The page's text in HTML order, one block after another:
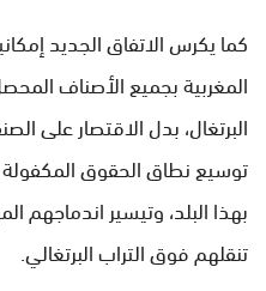
كما يكرس الاتفاق الجديد
المغربية بجميع الأصناف
البرتغال، بدل الاقتصار على
توسيع نطاق الحقوق المكفولة
بهذا البلد، وتيسير اندماجهم
تنقلهم فوق التراب البرتغالي.